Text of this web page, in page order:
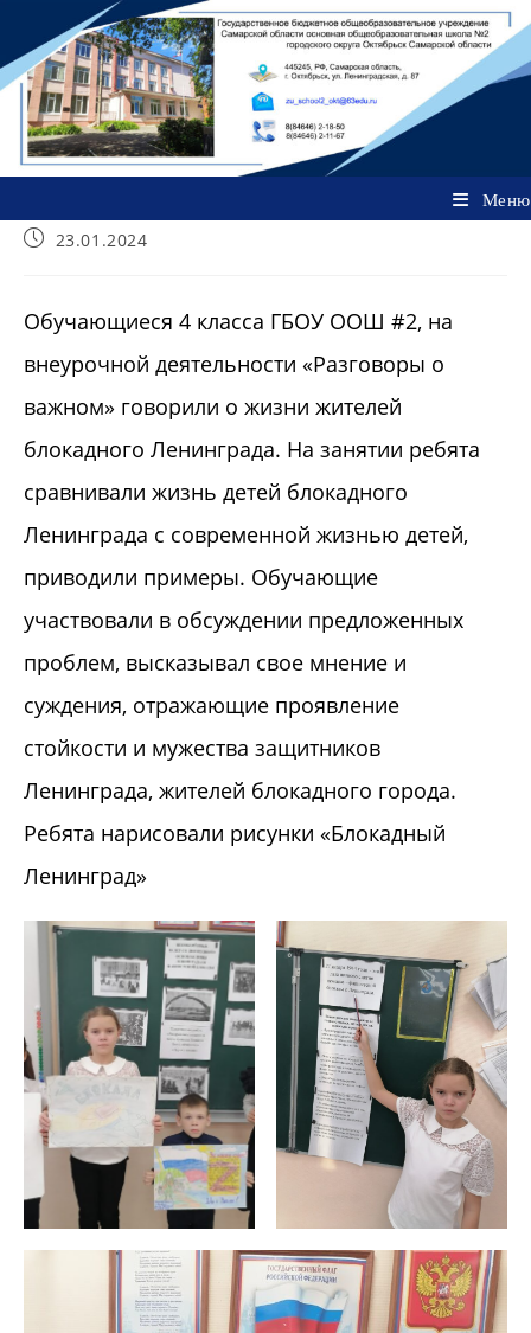
содержимому
Меню
Запись23.01.2024
Обучающиеся 4 класса ГБОУ ООШ #2, на
внеурочной деятельности «Разговоры о
важном» говорили о жизни жителей
блокадного Ленинграда. На занятии ребята
сравнивали жизнь детей блокадного
Ленинграда с современной жизнью детей,
приводили примеры. Обучающие
участвовали в обсуждении предложенных
проблем, высказывал свое мнение и
суждения, отражающие проявление
стойкости и мужества защитников
Ленинграда, жителей блокадного города.
Ребята нарисовали рисунки «Блокадный
Ленинград»